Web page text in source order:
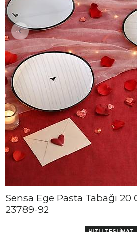
Sensa Ege Pasta Tabağı 20
23789-92